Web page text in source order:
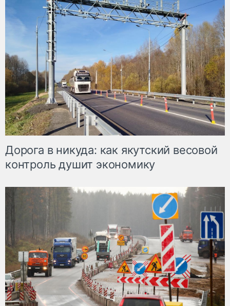
Дорога в никуда: как якутский весовой
контроль душит экономику